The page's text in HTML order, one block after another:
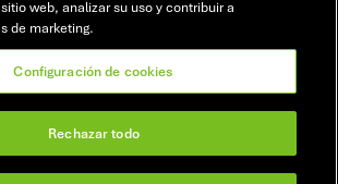
Inc. Todos los derechos reservados.
web, analizar su uso y contribuir a
de marketing.
Configuración de cookies
Rechazar todo